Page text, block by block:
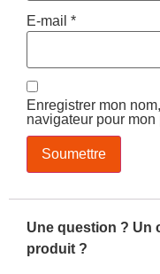
E-mail *
Enregistrer mon
navigateur pour
Une question ? Un
produit ?